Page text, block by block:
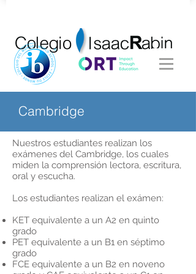
Cambridge
Nuestros estudiantes realizan los
exámenes del Cambridge, los cuales
miden la comprensión lectora, escritura,
oral y escucha.
Los estudiantes realizan el exámen:
KET equivalente a un A2 en quinto
grado
PET equivalente a un B1 en séptimo
grado
FCE equivalente a un B2 en noveno